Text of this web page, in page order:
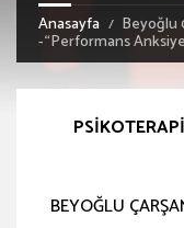
Anasayfa Beyoğlu
-“Performans
BEYOĞLU